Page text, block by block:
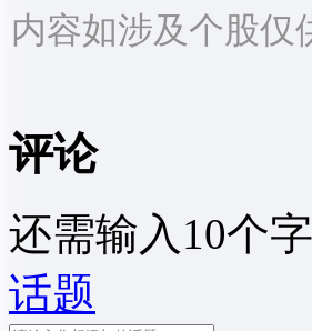
内容如涉及个股仅
评论
还需输入10个字
话题